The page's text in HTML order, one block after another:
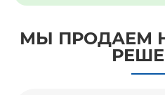
МЫ ПРОДАЕМ